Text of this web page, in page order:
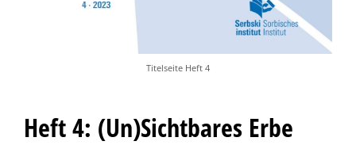
Titelseite Heft 4
Heft 4: (Un)Sichtbares Erbe